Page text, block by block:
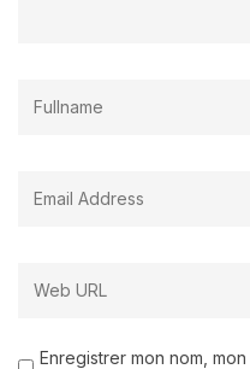
Enregistrer mon nom,